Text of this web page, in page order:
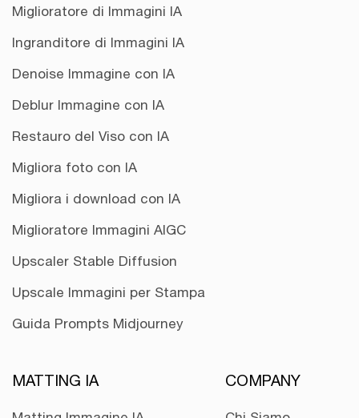
Miglioratore di Immagini IA
Ingranditore di Immagini IA
Denoise Immagine con IA
Deblur Immagine con IA
Restauro del Viso con IA
Migliora foto con IA
Migliora i download con IA
Miglioratore Immagini AIGC
Upscaler Stable Diffusion
Upscale Immagini per Stampa
Guida Prompts Midjourney
MATTING IA COMPANY